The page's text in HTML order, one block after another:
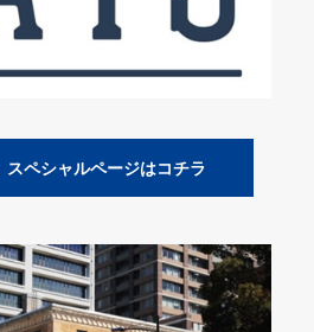
スペシャルページはコチラ